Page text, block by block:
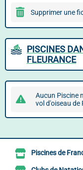
Supprimer une
PISCINES
FLEURANCE
Aucun Piscine
vol d'oiseau de
Piscines de